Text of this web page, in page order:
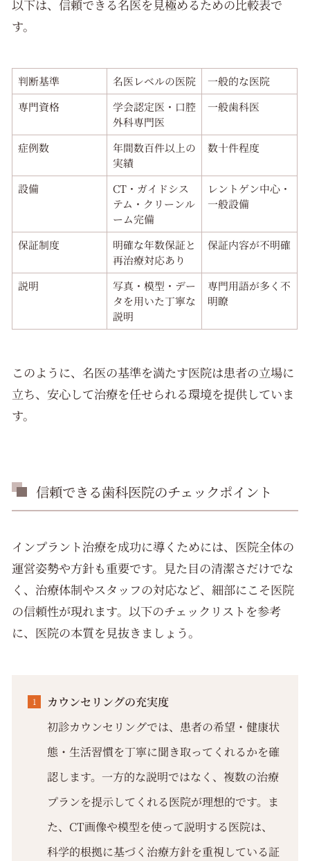
以下は、信頼できる名医を見極めるための比較表で
す。
判断基準 名医レベルの医院
一般的な医院
専門資格
学会認定医・口腔
外科専門医
一般歯科医
症例数
年間数百件以上の
実績
数十件程度
設備
CT・ガイドシス
テム・クリーンル
ーム完備
レントゲン中心・
一般設備
保証制度
明確な年数保証と
再治療対応あり
保証内容が不明確
説明
写真・模型・デー
タを用いた丁寧な
説明
専門用語が多く不
明瞭
このように、名医の基準を満たす医院は患者の立場に
立ち、安心して治療を任せられる環境を提供していま
す。
信頼できる歯科医院のチェックポイント
インプラント治療を成功に導くためには、医院全体の
運営姿勢や方針も重要です。見た目の清潔さだけでな
く、治療体制やスタッフの対応など、細部にこそ医院
の信頼性が現れます。以下のチェックリストを参考
に、医院の本質を見抜きましょう。
カウンセリングの充実度
初診カウンセリングでは、患者の希望・健康状
態・生活習慣を丁寧に聞き取ってくれるかを確
認します。一方的な説明ではなく、複数の治療
プランを提示してくれる医院が理想的です。ま
た、CT画像や模型を使って説明する医院は、
科学的根拠に基づく治療方針を重視している証